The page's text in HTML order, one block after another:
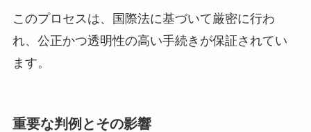
このプロセスは、国際法に基づいて厳密に行わ
れ、公正かつ透明性の高い手続きが保証されてい
ます。
重要な判例とその影響